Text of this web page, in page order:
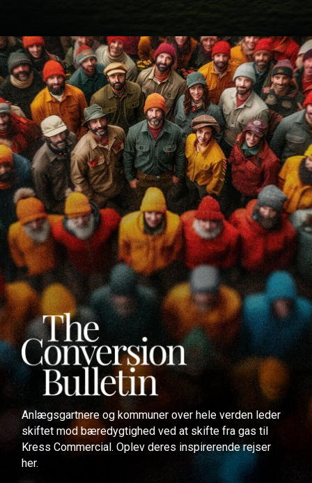
Anlægsgartnere og kommuner over hele verden leder
skiftet mod bæredygtighed ved at skifte fra gas til
Kress Commercial. Oplev deres inspirerende rejser
her.